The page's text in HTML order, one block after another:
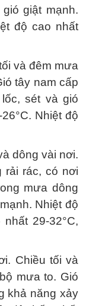
giật mạnh.
độ cao nhất
và đêm mưa
tây nam cấp
sét và gió
Nhiệt độ
dông vài nơi.
rải rác, có nơi
mưa dông
Nhiệt độ
29-32°C,
Chiều tối và
mưa to. Gió
khả năng xảy